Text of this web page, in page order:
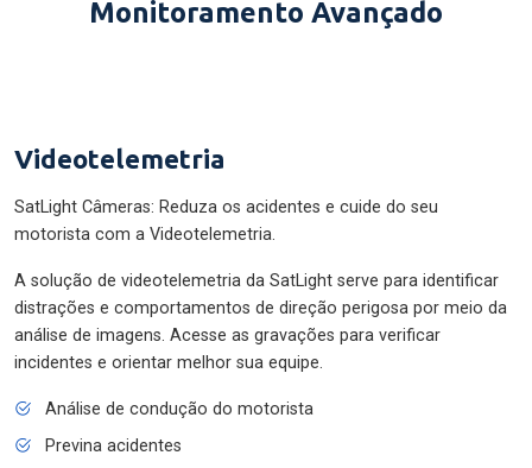
Monitoramento Avançado
Videotelemetria
SatLight Câmeras: Reduza os acidentes e cuide do seu
motorista com a Videotelemetria.
A solução de videotelemetria da SatLight serve para identificar
distrações e comportamentos de direção perigosa por meio da
análise de imagens. Acesse as gravações para verificar
incidentes e orientar melhor sua equipe.
Análise de condução do motorista
Previna acidentes